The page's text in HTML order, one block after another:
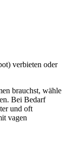
verbieten oder
brauchst, wähle
Bei Bedarf
und oft
vagen